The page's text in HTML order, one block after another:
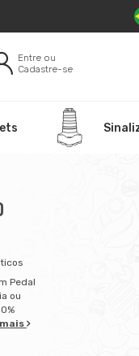
Entre ou
Cadastre-se
Pedal
ou